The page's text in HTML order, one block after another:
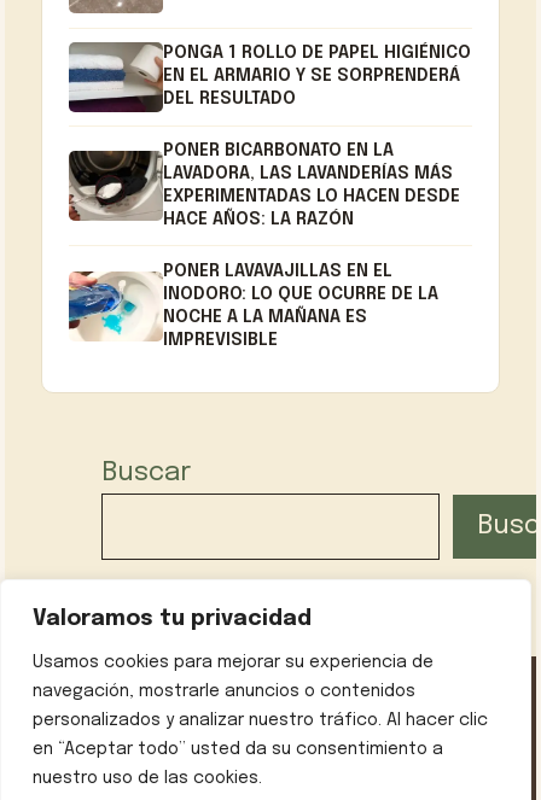
Valoramos tu privacidad
Usamos cookies para mejorar su experiencia de
navegación, mostrarle anuncios o contenidos
personalizados y analizar nuestro tráfico. Al hacer clic
en “Aceptar todo” usted da su consentimiento a
nuestro uso de las cookies.
PONGA 1 ROLLO DE PAPEL HIGIÉNICO
EN EL ARMARIO Y SE SORPRENDERÁ
DEL RESULTADO
PONER BICARBONATO EN LA
LAVADORA, LAS LAVANDERÍAS MÁS
EXPERIMENTADAS LO HACEN DESDE
HACE AÑOS: LA RAZÓN
PONER LAVAVAJILLAS EN EL
INODORO: LO QUE OCURRE DE LA
NOCHE A LA MAÑANA ES
IMPREVISIBLE
Buscar
Política de privacidad Contáctanos Sobre mí
Aviso legal